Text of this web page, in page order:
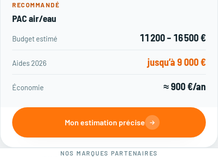
RECOMMANDÉ
PAC air/eau
Budget estimé 11 200 – 16 500 €
Aides 2026 jusqu’à 9 000 €
Économie ≈ 900 €/an
Mon estimation précise
NOS MARQUES PARTENAIRES